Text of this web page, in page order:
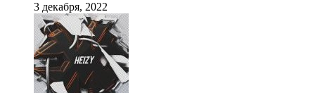
3 декабря, 2022